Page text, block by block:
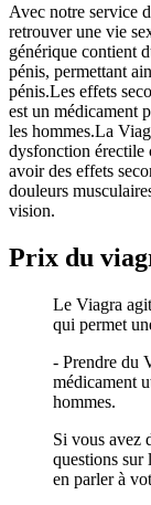
Avec notre service
retrouver une vie
générique contient
pénis, permettant
pénis.Les effets
est un médicament
les hommes.La
dysfonction érectile
avoir des effets
douleurs
vision.
Prix du
Le Viagra
qui permet
- Prendre du
médicament
hommes.
Si vous avez
questions sur
en parler à